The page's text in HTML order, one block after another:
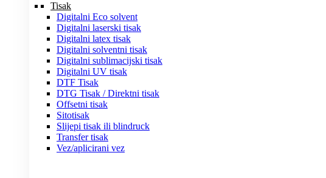
Tisak
Digitalni Eco solvent
Digitalni laserski tisak
Digitalni latex tisak
Digitalni solventni tisak
Digitalni sublimacijski tisak
Digitalni UV tisak
DTF Tisak
DTG Tisak / Direktni tisak
Offsetni tisak
Sitotisak
Slijepi tisak ili blindruck
Transfer tisak
Vez/aplicirani vez